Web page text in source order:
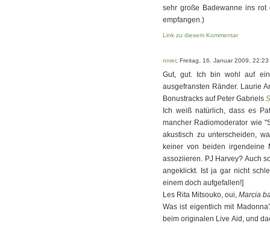
sehr große Badewanne ins rot
empfangen.)
Link zu diesem Kommentar
nnier, Freitag, 16. Januar 2009, 22:23
Gut, gut. Ich bin wohl auf
ausgefransten Ränder. Laurie
Bonustracks auf Peter Gabriels
Ich weiß natürlich, dass es
mancher Radiomoderator wie
akustisch zu unterscheiden,
keiner von beiden irgendeine
assoziieren. PJ Harvey? Auch
angeklickt. Ist ja gar nicht
einem doch aufgefallen!]
Les Rita Mitsouko, oui, Marcia
Was ist eigentlich mit
beim originalen Live Aid, und